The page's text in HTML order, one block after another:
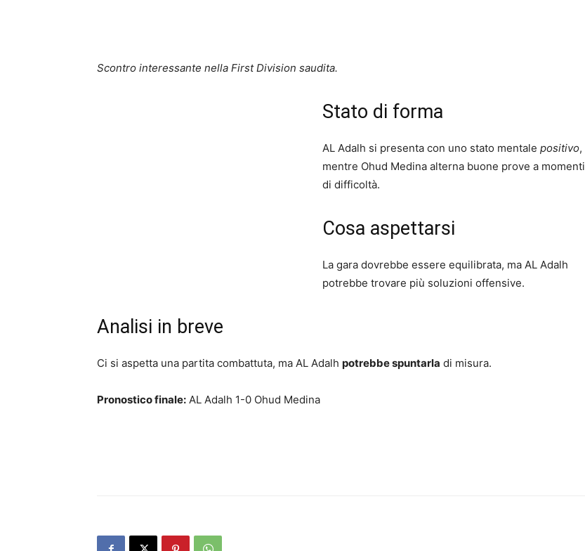
Scontro interessante nella First Division saudita.
Stato di forma
AL Adalh si presenta con uno stato mentale positivo,
mentre Ohud Medina alterna buone prove a momenti
di difficoltà.
Cosa aspettarsi
La gara dovrebbe essere equilibrata, ma AL Adalh
potrebbe trovare più soluzioni offensive.
Analisi in breve
Ci si aspetta una partita combattuta, ma AL Adalh potrebbe spuntarla di misura.
Pronostico finale: AL Adalh 1-0 Ohud Medina